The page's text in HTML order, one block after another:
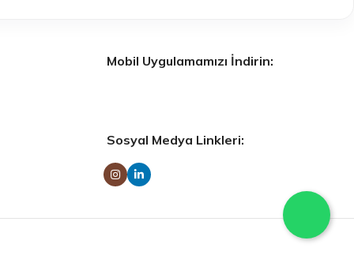
Mobil Uygulamamızı İndirin:
Sosyal Medya Linkleri: